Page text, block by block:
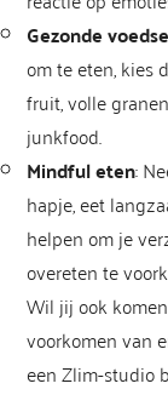
Gezonde
om te eten, kies
fruit, volle
junkfood.
Mindful eten:
hapje, eet
helpen om je
overeten te
Wil jij ook
voorkomen van
een Zlim-studio